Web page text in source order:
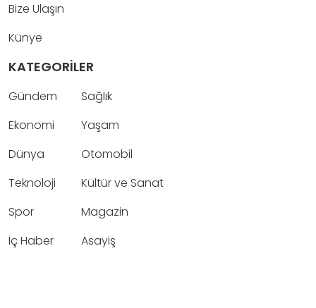
Bize Ulaşın
Künye
KATEGORİLER
Gündem
Ekonomi
Dünya
Teknoloji
Spor
İç Haber
Sağlık
Yaşam
Otomobil
Kültür ve Sanat
Magazin
Asayiş